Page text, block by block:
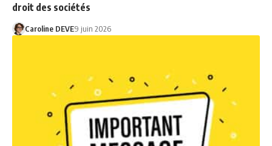
droit des sociétés
Caroline DEVE9 juin 2026